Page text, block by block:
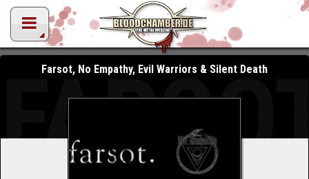
Farsot, No Empathy, Evil Warriors & Silent Death